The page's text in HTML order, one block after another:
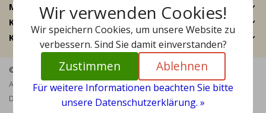
Mein Konto
Kategorien
Kontakt
© Copyright 2026 - Bernstein Specialist | RealisatieInStijl Media
Allgemeine Geschäftsbedingungen|Haftungsausschluss|
Datenschutzrichtlinie| RSS Feed
Wir verwenden Cookies!
Wir speichern Cookies, um unsere Website zu
verbessern. Sind Sie damit einverstanden?
Zustimmen Ablehnen
Für weitere Informationen beachten Sie bitte
unsere Datenschutzerklärung. »